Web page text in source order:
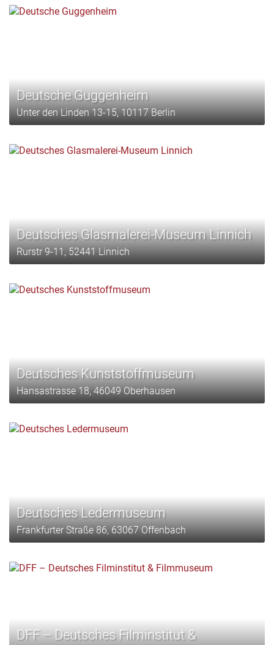
Deutsche Guggenheim
Unter den Linden 13-15, 10117 Berlin
Deutsches Glasmalerei-Museum Linnich
Rurstr 9-11, 52441 Linnich
Deutsches Kunststoffmuseum
Hansastrasse 18, 46049 Oberhausen
Deutsches Ledermuseum
Frankfurter Straße 86, 63067 Offenbach
DFF – Deutsches Filminstitut &